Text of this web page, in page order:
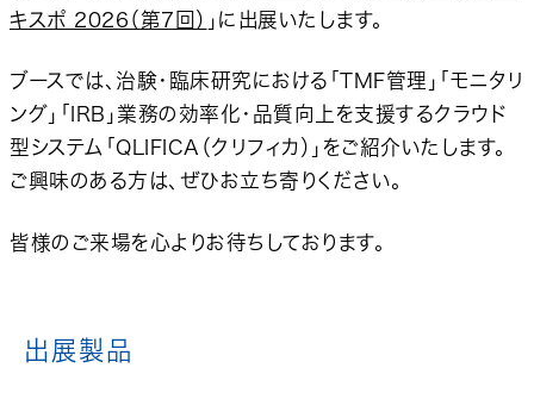
キスポ 2026（第7回） 」に出展いたします。
ブースでは、治験・臨床研究における「TMF管理」「モニタリ
ング」「IRB」業務の効率化・品質向上を支援するクラウド
型システム「QLIFICA（クリフィカ）」をご紹介いたします。
ご興味のある方は、ぜひお立ち寄りください。
皆様のご来場を心よりお待ちしております。
出展製品